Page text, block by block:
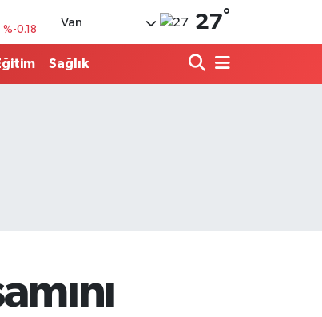
Van 27°
Sağlık